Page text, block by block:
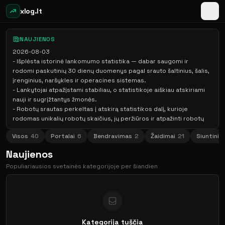
xlog.lt
NAUJIENOS
2026-08-03
- Išplėsta istorinė lankomumo statistika — dabar saugomi ir
rodomi paskutinių 30 dienų duomenys pagal srauto šaltinius, šalis,
įrenginius, naršykles ir operacines sistemas.
- Lankytojai atpažįstami stabiliau, o statistikoje aiškiau atskiriami
nauji ir sugrįžtantys žmonės.
- Robotų srautas perkeltas į atskirą statistikos dalį, kurioje
rodomas unikalių robotų skaičius, jų peržiūros ir atpažinti robotų
tipai.
- Atnaujintas skaitliuko dizaineris — keičiant spalvas, rodomus
peržiūroje. Numatytasis dydis išlieka 88×31 px, o didesnį dydį
galima pasirinkti papildomai.
- Paruoštos diegimo instrukcijos HTML, „WordPress“, „Google Tag
dabar galima iš karto nukopijuoti mygtuku „Kopijuoti“.
Visos 40 Portalai 6 Bendravimas 2 Žaidimai 21 Siuntiniai
Naujienos
Populiariausios svetainės kategorijoje per šiandien
Kategorija tuščia